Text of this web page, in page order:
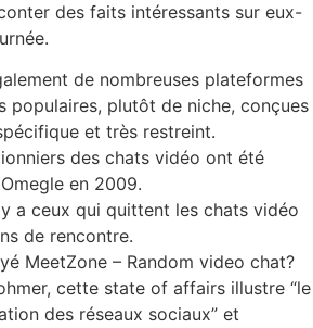
des faits intéressants sur eux-
de nombreuses plateformes
populaires, plutôt de niche, conçues
et très restreint.
des chats vidéo ont été
en 2009.
a ceux qui quittent les chats vidéo
de rencontre.
MeetZone – Random video chat?
cette state of affairs illustre “le
des réseaux sociaux” et